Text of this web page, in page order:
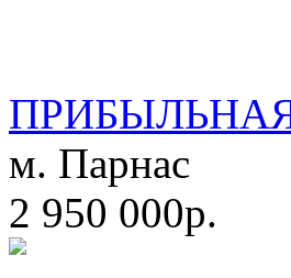
м. Парнас
2 950 000р.